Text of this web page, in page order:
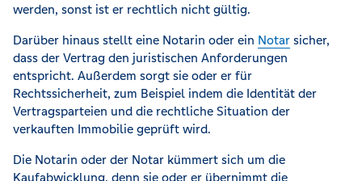
werden, sonst ist er rechtlich nicht gültig.
Darüber hinaus stellt eine Notarin oder ein Notar sicher,
dass der Vertrag den juristischen Anforderungen
entspricht. Außerdem sorgt sie oder er für
Rechtssicherheit, zum Beispiel indem die Identität der
Vertragsparteien und die rechtliche Situation der
verkauften Immobilie geprüft wird.
Die Notarin oder der Notar kümmert sich um die
Kaufabwicklung, denn sie oder er übernimmt die